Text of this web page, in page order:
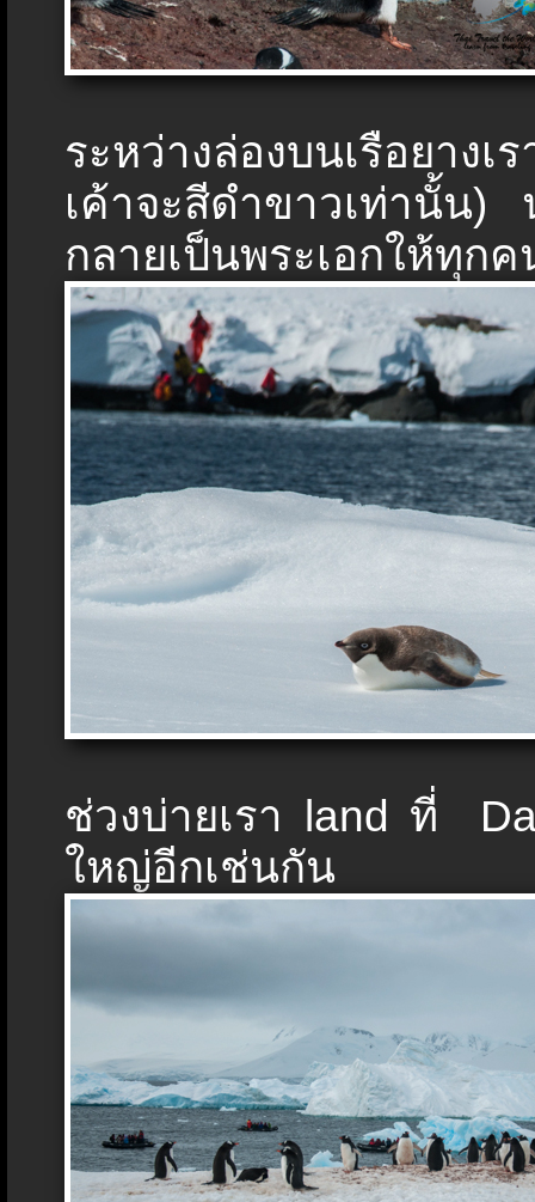
ระหว่างล่องบนเรือยาง
เค้าจะสีดำขาวเท่านั้น
กลายเป็นพระเอกให้ทุก
ช่วงบ่ายเรา land ที่
ใหญ่อีกเช่นกัน